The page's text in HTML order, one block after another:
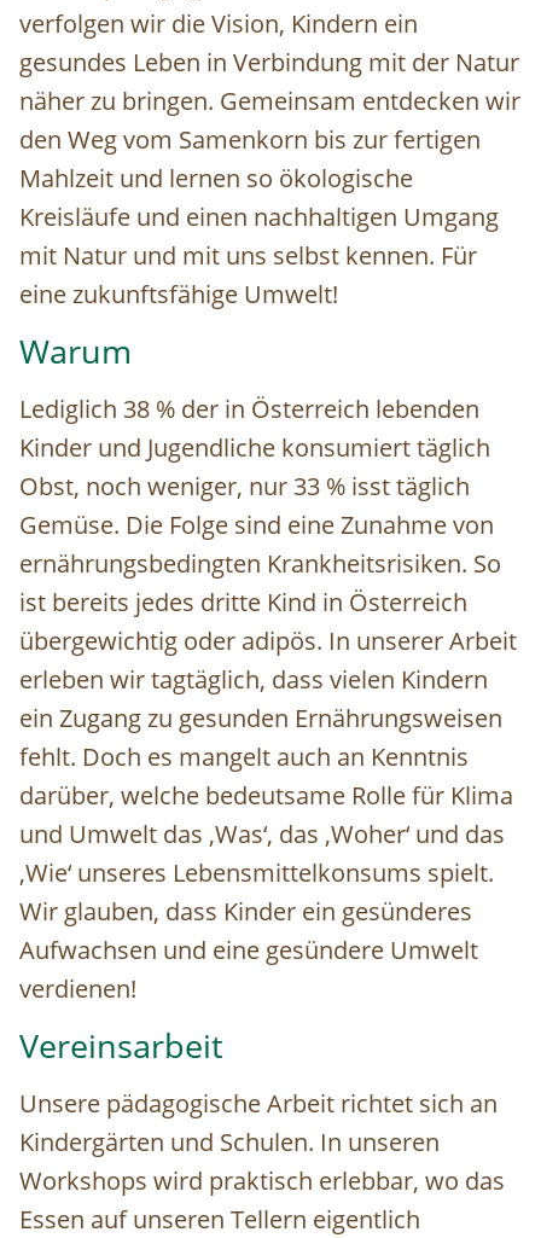
verfolgen wir die Vision, Kindern ein
gesundes Leben in Verbindung mit der Natur
näher zu bringen. Gemeinsam entdecken wir
den Weg vom Samenkorn bis zur fertigen
Mahlzeit und lernen so ökologische
Kreisläufe und einen nachhaltigen Umgang
mit Natur und mit uns selbst kennen. Für
eine zukunftsfähige Umwelt!
Warum
Lediglich 38 % der in Österreich lebenden
Kinder und Jugendliche konsumiert täglich
Obst, noch weniger, nur 33 % isst täglich
Gemüse. Die Folge sind eine Zunahme von
ernährungsbedingten Krankheitsrisiken. So
ist bereits jedes dritte Kind in Österreich
übergewichtig oder adipös. In unserer Arbeit
erleben wir tagtäglich, dass vielen Kindern
ein Zugang zu gesunden Ernährungsweisen
fehlt. Doch es mangelt auch an Kenntnis
darüber, welche bedeutsame Rolle für Klima
und Umwelt das ‚Was‘, das ‚Woher‘ und das
‚Wie‘ unseres Lebensmittelkonsums spielt.
Wir glauben, dass Kinder ein gesünderes
Aufwachsen und eine gesündere Umwelt
verdienen!
Vereinsarbeit
Unsere pädagogische Arbeit richtet sich an
Kindergärten und Schulen. In unseren
Workshops wird praktisch erlebbar, wo das
Essen auf unseren Tellern eigentlich